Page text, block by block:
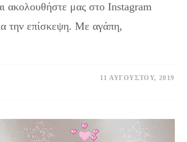
ακολουθήστε μας στο Instagram
την επίσκεψη. Με αγάπη,
11 ΑΥΓΟΎΣΤΟΥ, 2019